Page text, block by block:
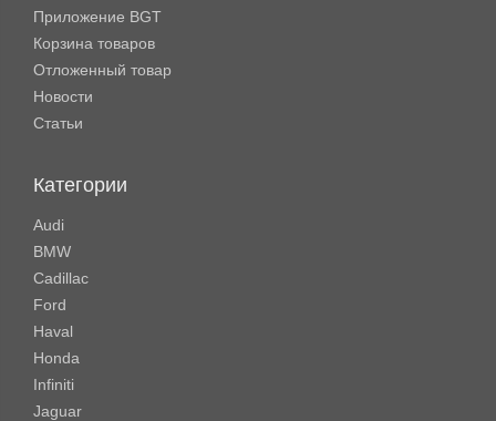
Приложение BGT
Корзина товаров
Отложенный товар
Новости
Статьи
Категории
Audi
BMW
Cadillac
Ford
Haval
Honda
Infiniti
Jaguar